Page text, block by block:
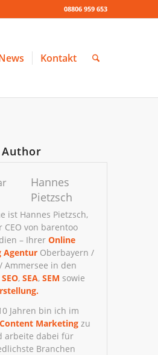
08806 959 653
Kontakt
Hannes
Pietzsch
ist Hannes Pietzsch,
CEO von barentoo
– Ihrer Online
AgenturOberbayern /
Ammersee in den
SEO, SEA, SEM sowie
Jahren bin ich im
Content Marketingzu
arbeite dabei für
Branchen